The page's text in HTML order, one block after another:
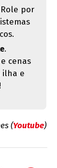
por
.
cenas
ilha e
(Youtube)